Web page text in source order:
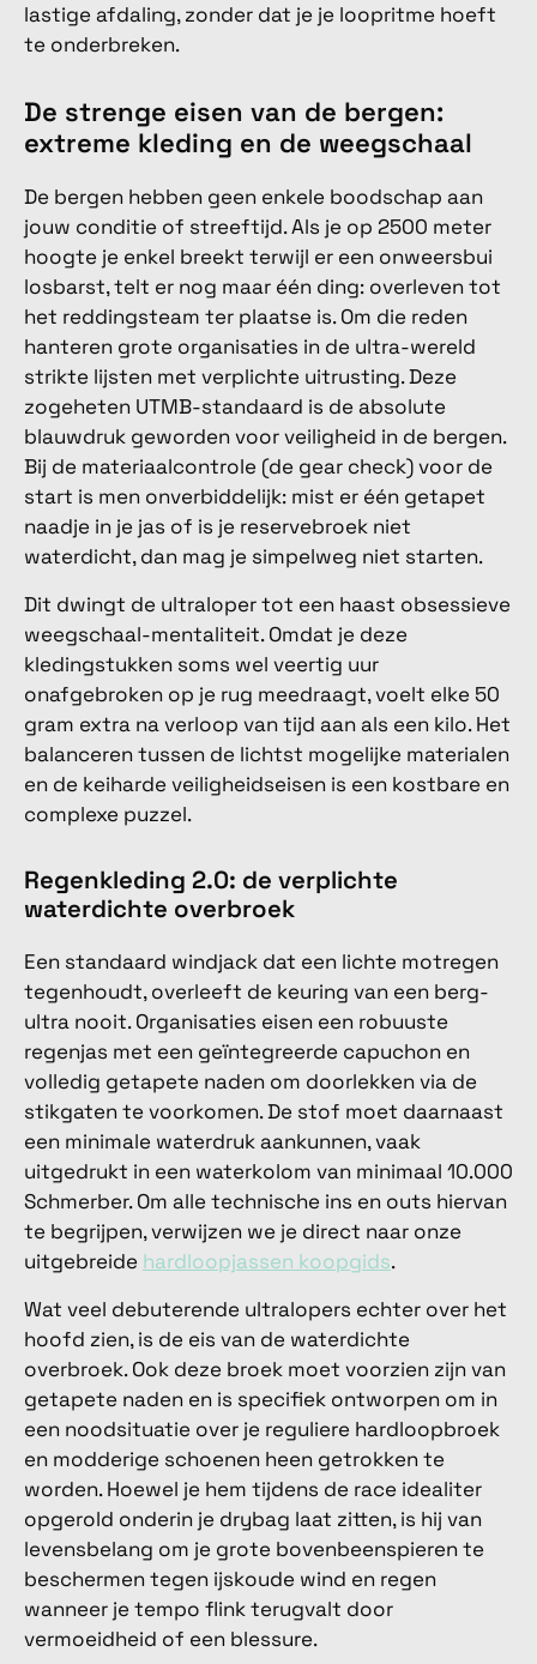
lastige afdaling, zonder dat je je loopritme hoeft
te onderbreken.
De strenge eisen van de bergen:
extreme kleding en de weegschaal
De bergen hebben geen enkele boodschap aan
jouw conditie of streeftijd. Als je op 2500 meter
hoogte je enkel breekt terwijl er een onweersbui
losbarst, telt er nog maar één ding: overleven tot
het reddingsteam ter plaatse is. Om die reden
hanteren grote organisaties in de ultra-wereld
strikte lijsten met verplichte uitrusting. Deze
zogeheten UTMB-standaard is de absolute
blauwdruk geworden voor veiligheid in de bergen.
Bij de materiaalcontrole (de gear check) voor de
start is men onverbiddelijk: mist er één getapet
naadje in je jas of is je reservebroek niet
waterdicht, dan mag je simpelweg niet starten.
Dit dwingt de ultraloper tot een haast obsessieve
weegschaal-mentaliteit. Omdat je deze
kledingstukken soms wel veertig uur
onafgebroken op je rug meedraagt, voelt elke 50
gram extra na verloop van tijd aan als een kilo. Het
balanceren tussen de lichtst mogelijke materialen
en de keiharde veiligheidseisen is een kostbare en
complexe puzzel.
Regenkleding 2.0: de verplichte
waterdichte overbroek
Een standaard windjack dat een lichte motregen
tegenhoudt, overleeft de keuring van een berg-
ultra nooit. Organisaties eisen een robuuste
regenjas met een geïntegreerde capuchon en
volledig getapete naden om doorlekken via de
stikgaten te voorkomen. De stof moet daarnaast
een minimale waterdruk aankunnen, vaak
uitgedrukt in een waterkolom van minimaal 10.000
Schmerber. Om alle technische ins en outs hiervan
te begrijpen, verwijzen we je direct naar onze
uitgebreide hardloopjassen koopgids.
Wat veel debuterende ultralopers echter over het
hoofd zien, is de eis van de waterdichte
overbroek. Ook deze broek moet voorzien zijn van
getapete naden en is specifiek ontworpen om in
een noodsituatie over je reguliere hardloopbroek
en modderige schoenen heen getrokken te
worden. Hoewel je hem tijdens de race idealiter
opgerold onderin je drybag laat zitten, is hij van
levensbelang om je grote bovenbeenspieren te
beschermen tegen ijskoude wind en regen
wanneer je tempo flink terugvalt door
vermoeidheid of een blessure.